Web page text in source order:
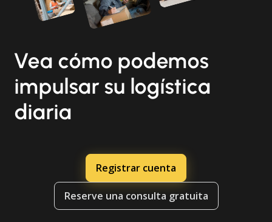
Vea cómo podemos
impulsar su logística
diaria
Registrar cuenta
Reserve una consulta gratuita